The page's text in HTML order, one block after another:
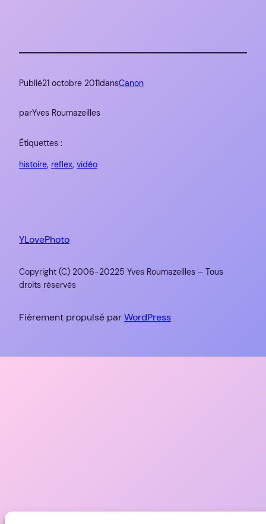
Publié21 octobre 2011dansCanon
parYves Roumazeilles
Étiquettes :
histoire, reflex, vidéo
YLovePhoto
Copyright (C) 2006-20225 Yves Roumazeilles – Tous
droits réservés
Fièrement propulsé parWordPress